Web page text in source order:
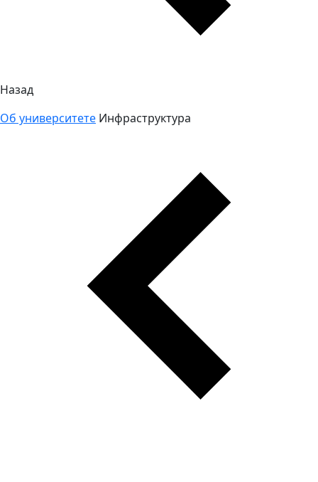
Назад
Об университете Инфраструктура